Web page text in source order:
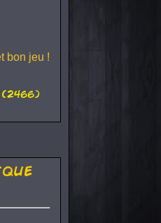
bon jeu !
(2466)